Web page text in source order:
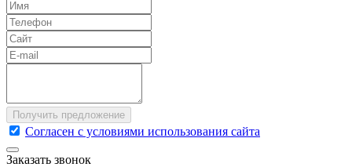
Согласен с условиями использования сайта
Заказать звонок